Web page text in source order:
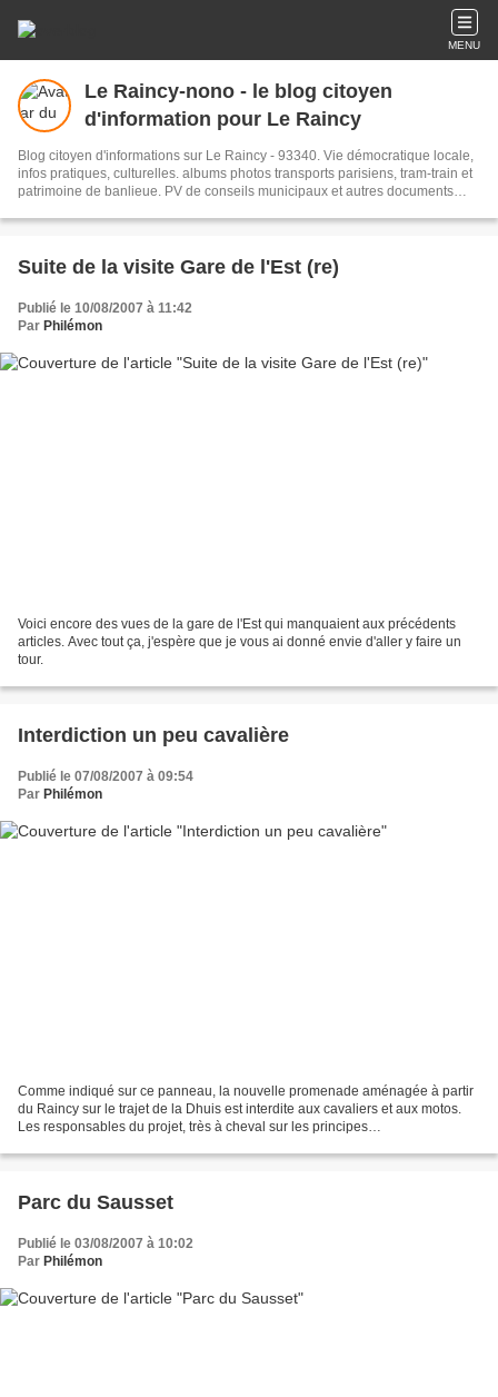
MENU
Le Raincy-nono - le blog citoyen
d'information pour Le Raincy
Blog citoyen d'informations sur Le Raincy - 93340. Vie démocratique locale,
infos pratiques, culturelles. albums photos transports parisiens, tram-train et
patrimoine de banlieue. PV de conseils municipaux et autres documents
Suite de la visite Gare de l'Est (re)
Publié le 10/08/2007 à 11:42
Par Philémon
Voici encore des vues de la gare de l'Est qui manquaient aux précédents
articles. Avec tout ça, j'espère que je vous ai donné envie d'aller y faire un
tour.
Interdiction un peu cavalière
Publié le 07/08/2007 à 09:54
Par Philémon
Comme indiqué sur ce panneau, la nouvelle promenade aménagée à partir
du Raincy sur le trajet de la Dhuis est interdite aux cavaliers et aux motos.
Les responsables du projet, très à cheval sur les principes
Parc du Sausset
Publié le 03/08/2007 à 10:02
Par Philémon